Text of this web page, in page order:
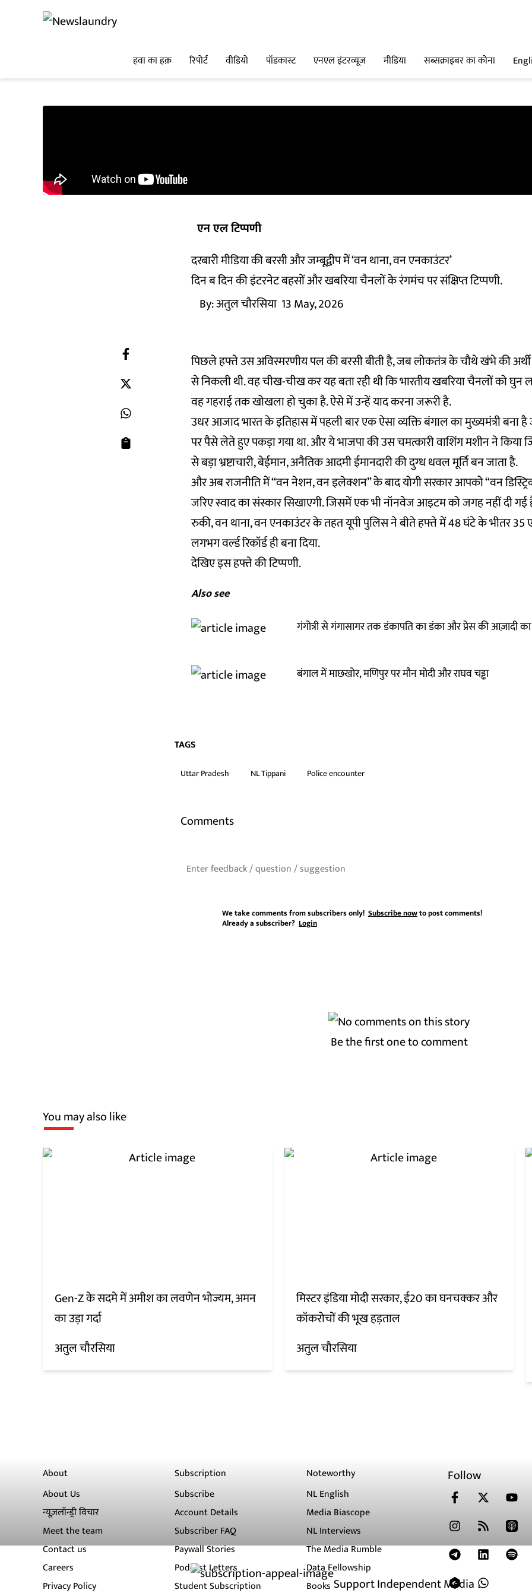
हवा का हक़ रिपोर्ट वीडियो पॉडकास्ट एनएल इंटरव्यूज मीडिया सब्सक्राइबर का कोना
एन एल टिप्पणी
दरबारी मीडिया की बरसी और जम्बूद्वीप में ‘वन थाना, वन एनकाउंटर’
दिन ब दिन की इंटरनेट बहसों और खबरिया चैनलों के रंगमंच पर संक्षिप्त टिप्पणी.
By:अतुल चौरसिया 13 May, 2026
पिछले हफ्ते उस अविस्मरणीय पल की बरसी बीती है, जब लोकतंत्र के चौथे खंभे की
से निकली थी. वह चीख-चीख कर यह बता रही थी कि भारतीय खबरिया चैनलों को
वह गहराई तक खोखला हो चुका है. ऐसे में उन्हें याद करना जरूरी है.
उधर आजाद भारत के इतिहास में पहली बार एक ऐसा व्यक्ति बंगाल का मुख्यमंत्री
पर पैसे लेते हुए पकड़ा गया था. और ये भाजपा की उस चमत्कारी वाशिंग मशीन ने
से बड़ा भ्रष्टाचारी, बेईमान, अनैतिक आदमी ईमानदारी की दुग्ध धवल मूर्ति बन जाता है.
और अब राजनीति में “वन नेशन, वन इलेक्शन” के बाद योगी सरकार आपको “वन
जरिए स्वाद का संस्कार सिखाएगी. जिसमें एक भी नॉनवेज आइटम को जगह नहीं दी गई
रुकी, वन थाना, वन एनकाउंटर के तहत यूपी पुलिस ने बीते हफ्ते में 48 घंटे के भीतर
लगभग वर्ल्ड रिकॉर्ड ही बना दिया.
देखिए इस हफ्ते की टिप्पणी.
Support Independent Media
Also see
गंगोत्री से गंगासागर तक डंकापति का डंका और प्रेस की आज़ादी
बंगाल में माछखोर, मणिपुर पर मौन मोदी और राघव चड्ढा
TAGS
Uttar Pradesh NL Tippani Police encounter
Comments
We take comments from subscribers only! Subscribe nowto post comments!
Already a subscriber? Login
Be the first one to comment
You may also like
Gen-Z के सदमे में अमीश का लवणेन भोज्यम, अमन
का उड़ा गर्दा
अतुल चौरसिया
मिस्टर इंडिया मोदी सरकार, ई20 का घनचक्कर और
कॉकरोचों की भूख हड़ताल
अतुल चौरसिया
About
About Us
न्यूज़लॉन्ड्री विचार
Meet the team
Contact us
Careers
Privacy Policy
Subscription
Subscribe
Account Details
Subscriber FAQ
Paywall Stories
Podcast Letters
Student Subscription
Noteworthy
NL English
Media Biascope
NL Interviews
The Media Rumble
Data Fellowship
Books
Follow